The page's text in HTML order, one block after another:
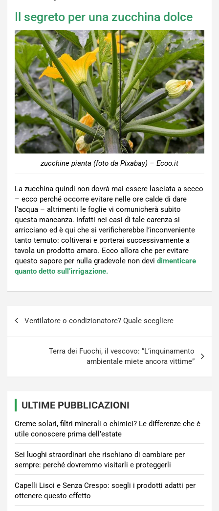
Il segreto per una zucchina dolce
zucchine pianta (foto da Pixabay) – Ecoo.it
La zucchina quindi non dovrà mai essere lasciata a secco
– ecco perché occorre evitare nelle ore calde di dare
l’acqua – altrimenti le foglie vi comunicherà subito
questa mancanza. Infatti nei casi di tale carenza si
arricciano ed è qui che si verificherebbe l’inconveniente
tanto temuto: coltiverai e porterai successivamente a
tavola un prodotto amaro. Ecco allora che per evitare
questo sapore per nulla gradevole non devi dimenticare
quanto detto sull’irrigazione.
Ventilatore o condizionatore? Quale scegliere
Terra dei Fuochi, il vescovo: “L’inquinamento
ambientale miete ancora vittime”
ULTIME PUBBLICAZIONI
Creme solari, filtri minerali o chimici? Le differenze che è
utile conoscere prima dell’estate
Sei luoghi straordinari che rischiano di cambiare per
sempre: perché dovremmo visitarli e proteggerli
Capelli Lisci e Senza Crespo: scegli i prodotti adatti per
ottenere questo effetto